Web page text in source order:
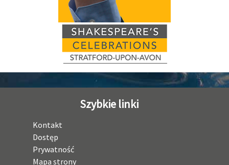
Szybkie linki
Kontakt
Dostęp
Prywatność
Mapa strony